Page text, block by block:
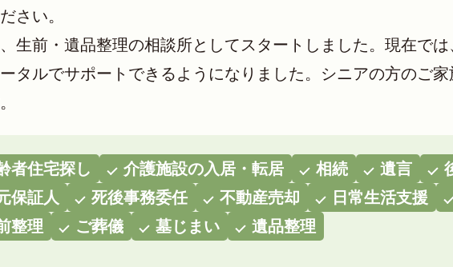
さい。
生前・遺品整理の相談所としてスタートしました。現在で
タルでサポートできるようになりました。シニアの方のご
者住宅探し 介護施設の入居・転居 相続 遺言
保証人
死後事務委任 不動産売却 日常生活支援
整理
ご葬儀 墓じまい 遺品整理